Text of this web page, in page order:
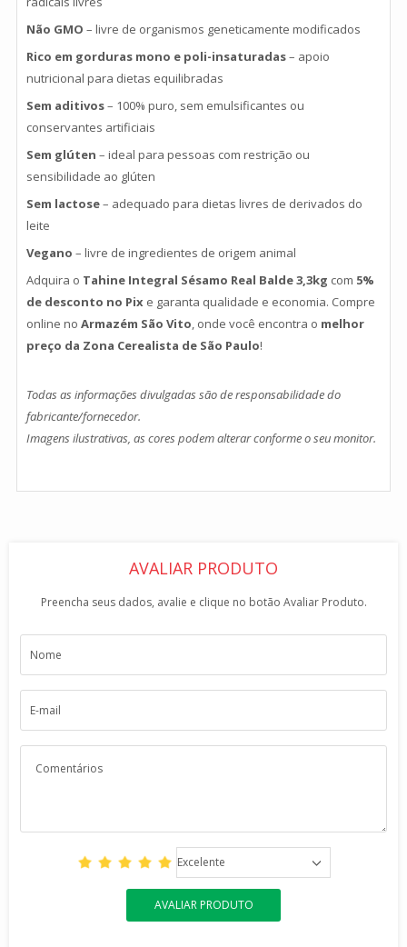
Não GMO – livre de organismos geneticamente modificados
Rico em gorduras mono e poli-insaturadas– apoio
nutricional para dietas equilibradas
Sem aditivos– 100% puro, sem emulsificantes ou
conservantes artificiais
Sem glúten – ideal para pessoas com restrição ou
sensibilidade ao glúten
Sem lactose– adequado para dietas livres de derivados do
leite
Vegano – livre de ingredientes de origem animal
Adquira o Tahine Integral Sésamo Real Balde 3,3kg com 5%
de desconto no Pix e garanta qualidade e economia. Compre
online no Armazém São Vito , onde você encontra o melhor
preço da Zona Cerealista de São Paulo!
Todas as informações divulgadas são de responsabilidade do
fabricante/fornecedor.
Imagens ilustrativas, as cores podem alterar conforme o seu monitor.
AVALIAR PRODUTO
Preencha seus dados, avalie e clique no botão Avaliar Produto.
Excelente
AVALIAR PRODUTO